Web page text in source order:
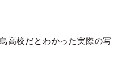
高校だとわかった実際の写